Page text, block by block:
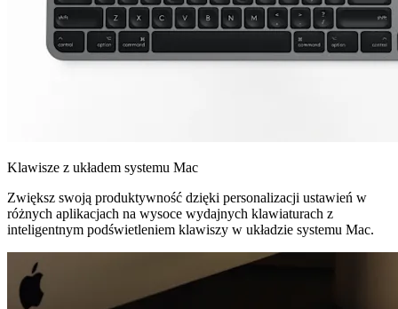
Klawisze z układem systemu Mac
Zwiększ swoją produktywność dzięki personalizacji ustawień w
różnych aplikacjach na wysoce wydajnych klawiaturach z
inteligentnym podświetleniem klawiszy w układzie systemu Mac.